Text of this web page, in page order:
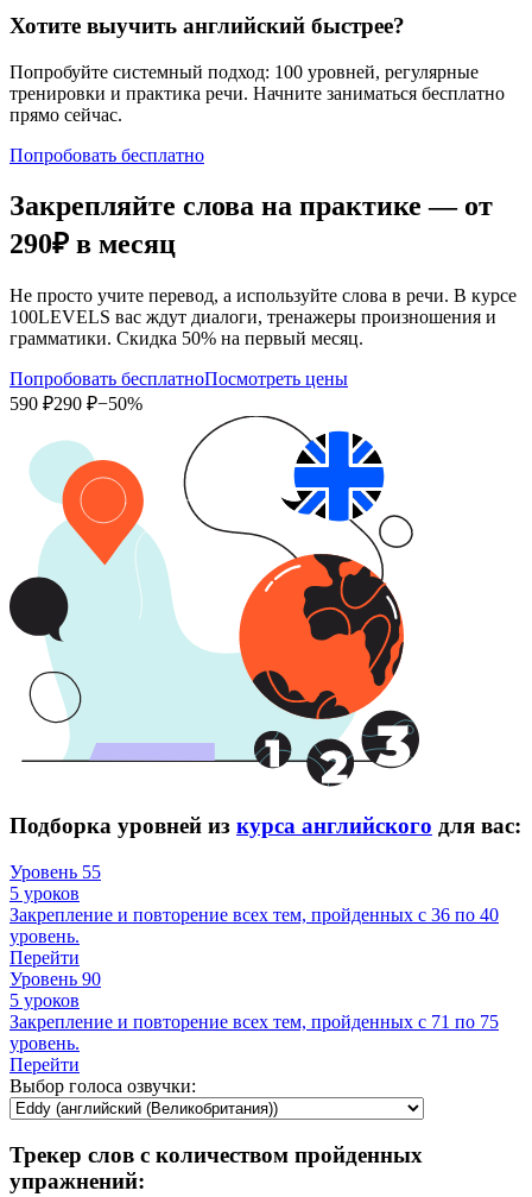
Хотите выучить английский быстрее?
Попробуйте системный подход: 100 уровней, регулярные
тренировки и практика речи. Начните заниматься бесплатно
прямо сейчас.
Попробовать бесплатно
Закрепляйте слова на практике — от
290₽ в месяц
Не просто учите перевод, а используйте слова в речи. В курсе
100LEVELS вас ждут диалоги, тренажеры произношения и
грамматики. Скидка 50% на первый месяц.
Попробовать бесплатноПосмотреть цены
590 ₽290 ₽−50%
Подборка уровней из курса английского для вас:
Уровень 55
5 уроков
Закрепление и повторение всех тем, пройденных с 36 по 40
уровень.
Перейти
Уровень 90
5 уроков
Закрепление и повторение всех тем, пройденных с 71 по 75
уровень.
Перейти
Выбор голоса озвучки:
Трекер слов с количеством пройденных
упражнений: